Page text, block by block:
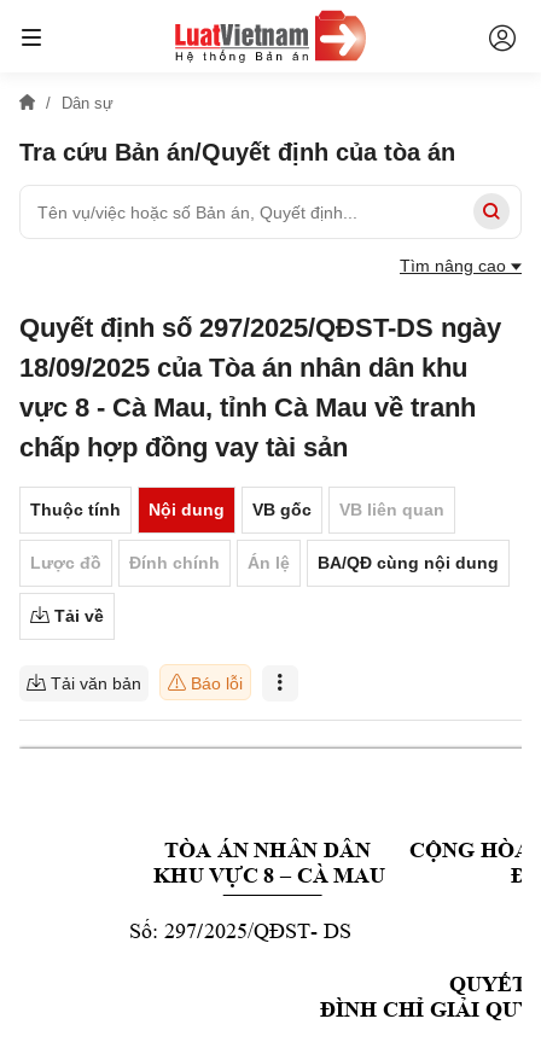
Dân sự
Tra cứu Bản án/Quyết định của tòa án
Tìm nâng cao
Quyết định số 297/2025/QĐST-DS ngày
18/09/2025 của Tòa án nhân dân khu
vực 8 - Cà Mau, tỉnh Cà Mau về tranh
chấp hợp đồng vay tài sản
Thuộc tính Nội dung VB gốc VB liên quan
Lược đồ Đính chính Án lệ BA/QĐ cùng nội dung
Tải về
Tải văn bản Báo lỗi
TÒA ÁN NHÂN DÂN
CỘNG HÒA
KHU VỰC 8 – CÀ MAU
Số: 297/2025/QĐST- DS
QUYẾT
ĐÌNH CHỈ GIẢI QUY